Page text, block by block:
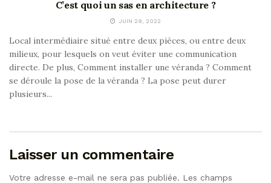
C’est quoi un sas en architecture ?
JUIN 29, 2022
Local intermédiaire situé entre deux pièces, ou entre deux
milieux, pour lesquels on veut éviter une communication
directe. De plus, Comment installer une véranda ? Comment
se déroule la pose de la véranda ? La pose peut durer
plusieurs...
Laisser un commentaire
Votre adresse e-mail ne sera pas publiée. Les champs